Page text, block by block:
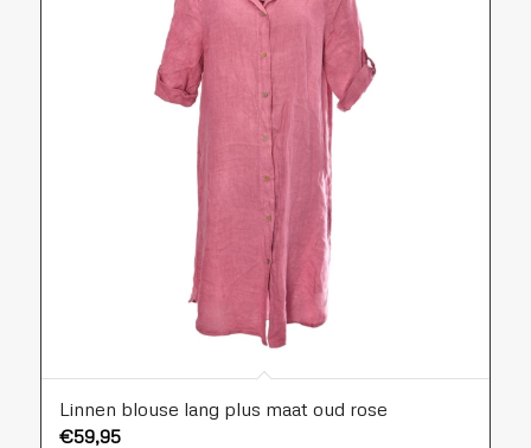
Linnen blouse lang plus maat oud rose
€59,95